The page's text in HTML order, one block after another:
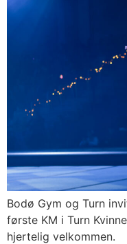
Bodø Gym og Turn
første KM i Turn
hjertelig velkommen.